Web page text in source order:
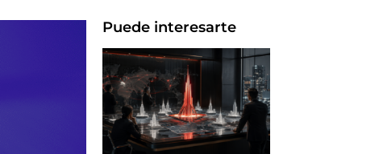
Puede interesarte